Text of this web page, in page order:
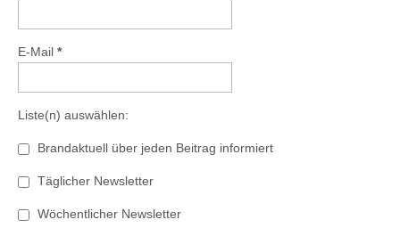
E-Mail *
Liste(n) auswählen:
Brandaktuell über jeden Beitrag informiert
Täglicher Newsletter
Wöchentlicher Newsletter